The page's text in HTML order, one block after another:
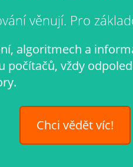
věnují. Pro
algoritmech a
vždy
Chci vědět víc!